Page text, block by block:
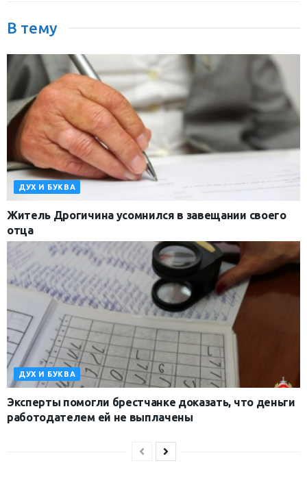
В тему
ДУХ И БУКВА
Житель Дрогичина усомнился в завещании своего
отца
ДУХ И БУКВА
Эксперты помогли брестчанке доказать, что деньги
работодателем ей не выплачены